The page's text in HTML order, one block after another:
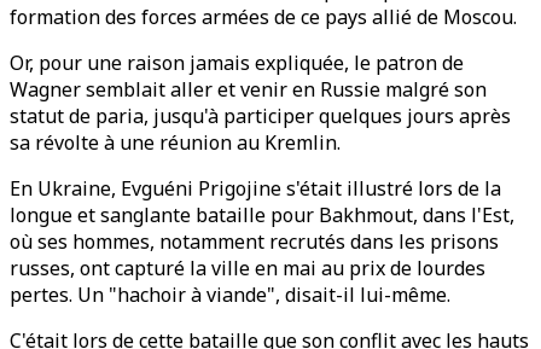
formation des forces armées de ce pays allié de Moscou.
Or, pour une raison jamais expliquée, le patron de
Wagner semblait aller et venir en Russie malgré son
statut de paria, jusqu'à participer quelques jours après
sa révolte à une réunion au Kremlin.
En Ukraine, Evguéni Prigojine s'était illustré lors de la
longue et sanglante bataille pour Bakhmout, dans l'Est,
où ses hommes, notamment recrutés dans les prisons
russes, ont capturé la ville en mai au prix de lourdes
pertes. Un "hachoir à viande", disait-il lui-même.
C'était lors de cette bataille que son conflit avec les hauts